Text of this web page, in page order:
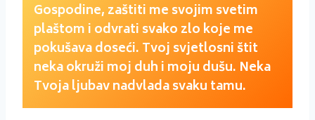
Gospodine, zaštiti me svojim svetim
plaštom i odvrati svako zlo koje me
pokušava doseći. Tvoj svjetlosni štit
neka okruži moj duh i moju dušu. Neka
Tvoja ljubav nadvlada svaku tamu.